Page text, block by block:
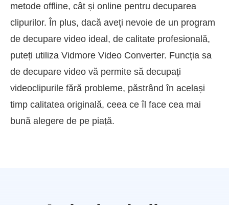
metode offline, cât și online pentru decuparea
clipurilor. În plus, dacă aveți nevoie de un program
de decupare video ideal, de calitate profesională,
puteți utiliza Vidmore Video Converter. Funcția sa
de decupare video vă permite să decupați
videoclipurile fără probleme, păstrând în același
timp calitatea originală, ceea ce îl face cea mai
bună alegere de pe piață.